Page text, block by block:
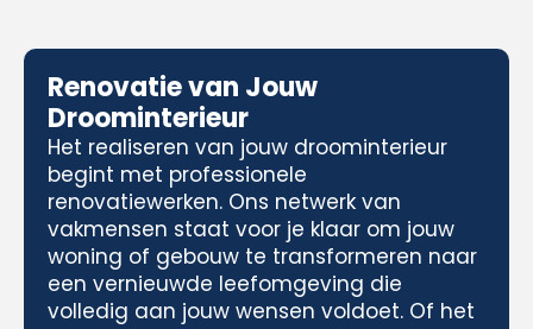
Renovatie van Jouw
Droominterieur
Het realiseren van jouw droominterieur
begint met professionele
renovatiewerken. Ons netwerk van
vakmensen staat voor je klaar om jouw
woning of gebouw te transformeren naar
een vernieuwde leefomgeving die
volledig aan jouw wensen voldoet. Of het